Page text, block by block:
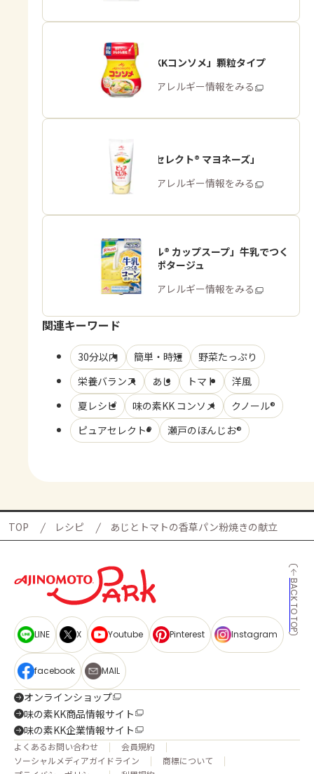
「味の素KKコンソメ」顆粒タイプ
商品・アレルギー情報をみる
「ピュアセレクト® マヨネーズ」
商品・アレルギー情報をみる
「クノール® カップスープ」牛乳でつく
る コーンポタージュ
商品・アレルギー情報をみる
関連キーワード
30分以内 簡単・時短
野菜たっぷり
栄養バランス
あじ トマト
洋風
夏レシピ
味の素KK コンソメ
クノール®
ピュアセレクト®
瀬戸のほんじお®
TOP レシピ あじとトマトの香草パン粉焼きの献立
BACK TO TOP
LINE X Youtube Pinterest Instagram
facebook MAIL
オンラインショップ
味の素KK商品情報サイト
味の素KK企業情報サイト
よくあるお問い合わせ
会員規約
ソーシャルメディアガイドライン
商標について